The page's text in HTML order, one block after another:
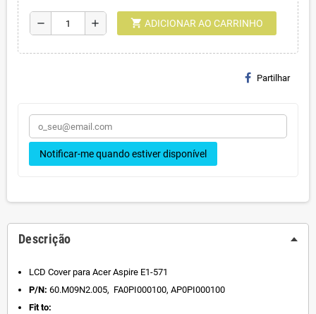
remove add shopping_cart ADICIONAR AO CARRINHO
Partilhar
Notificar-me quando estiver disponível
Descrição
LCD Cover para Acer Aspire E1-571
P/N: 60.M09N2.005, FA0PI000100, AP0PI000100
Fit to: